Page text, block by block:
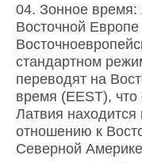
Зонное время:
Восточной Европе
стандартном
переводят на
время (EEST), что
Латвия
отношению к
Северной